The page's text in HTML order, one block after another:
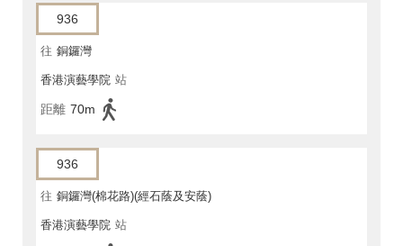
936
往 銅鑼灣
香港演藝學院 站
距離 70m
936
往 銅鑼灣(棉花路)(經石蔭及安蔭)
香港演藝學院 站